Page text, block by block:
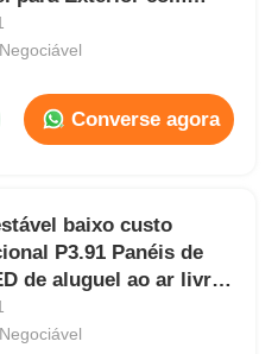
de Backup Duplo
Converse agora
baixo custo
P3.91 Panéis de
de aluguel ao ar livre
com fio rígido para
ao vivo e eventos